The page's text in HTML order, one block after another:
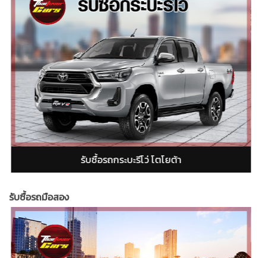
ดเรนเจอร์ (Ford Ranger)
รับซื้อรถมือสอง